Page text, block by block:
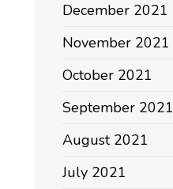
December 2021
November 2021
October 2021
September 2021
August 2021
July 2021